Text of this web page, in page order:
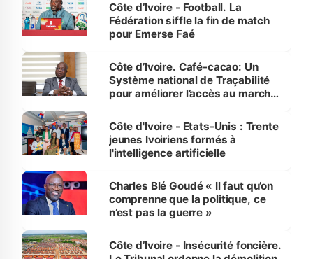
Côte d’Ivoire - Football. La
Fédération siffle la fin de match
pour Emerse Faé
Côte d’Ivoire. Café-cacao: Un
Système national de Traçabilité
pour améliorer l’accès au marché
Côte d'Ivoire - Etats-Unis : Trente
jeunes Ivoiriens formés à
l'intelligence artificielle
Charles Blé Goudé « Il faut qu’on
comprenne que la politique, ce
n’est pas la guerre »
Côte d’Ivoire - Insécurité foncière.